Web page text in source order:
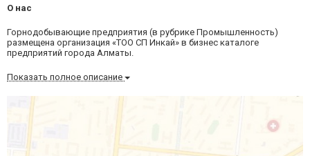
О нас
Горнодобывающие предприятия (в рубрике Промышленность)
размещена организация «ТОО СП Инкай» в бизнес каталоге
предприятий города Алматы.
Показать полное описание